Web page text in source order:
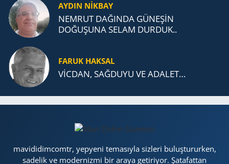
AYDIN NİKBAY
NEMRUT DAĞINDA GÜNEŞİN
DOĞUŞUNA SELAM DURDUK..
FARUK HAKSAL
VİCDAN, SAĞ­DU­YU VE ADA­LET…
mavididimcomtr, yepyeni temasıyla sizleri buluştururken,
sadelik ve modernizmi bir araya getiriyor. Şatafattan